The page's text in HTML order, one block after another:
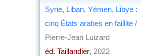
Syrie, Liban, Yémen, Libye :
cinq États arabes en faillite /
Pierre-Jean Luizard
éd. Taillandier, 2022